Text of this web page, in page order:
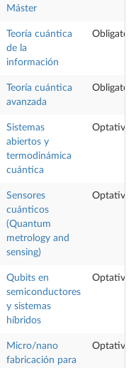
Máster
Teoría cuántica
de la
información
Teoría cuántica
avanzada
Sistemas
abiertos y
termodinámica
cuántica
Optativa
Sensores
cuánticos
(Quantum
metrology and
sensing)
Optativa
Qubits en
semiconductores
y sistemas
híbridos
Optativa
Micro/nano
fabricación para
Optativa